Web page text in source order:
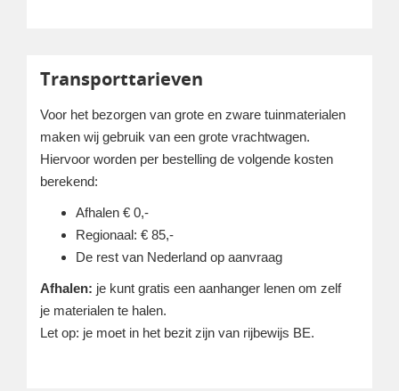
Transporttarieven
Voor het bezorgen van grote en zware tuinmaterialen
maken wij gebruik van een grote vrachtwagen.
Hiervoor worden per bestelling de volgende kosten
berekend:
Afhalen € 0,-
Regionaal: € 85,-
De rest van Nederland op aanvraag
Afhalen: je kunt gratis een aanhanger lenen om zelf
je materialen te halen.
Let op: je moet in het bezit zijn van rijbewijs BE.